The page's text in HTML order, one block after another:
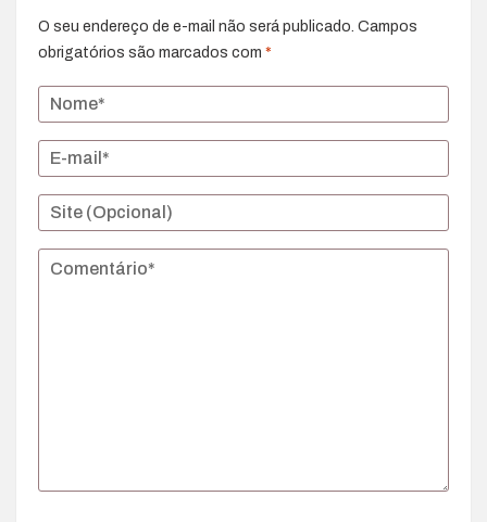
O seu endereço de e-mail não será publicado. Campos
obrigatórios são marcados com *